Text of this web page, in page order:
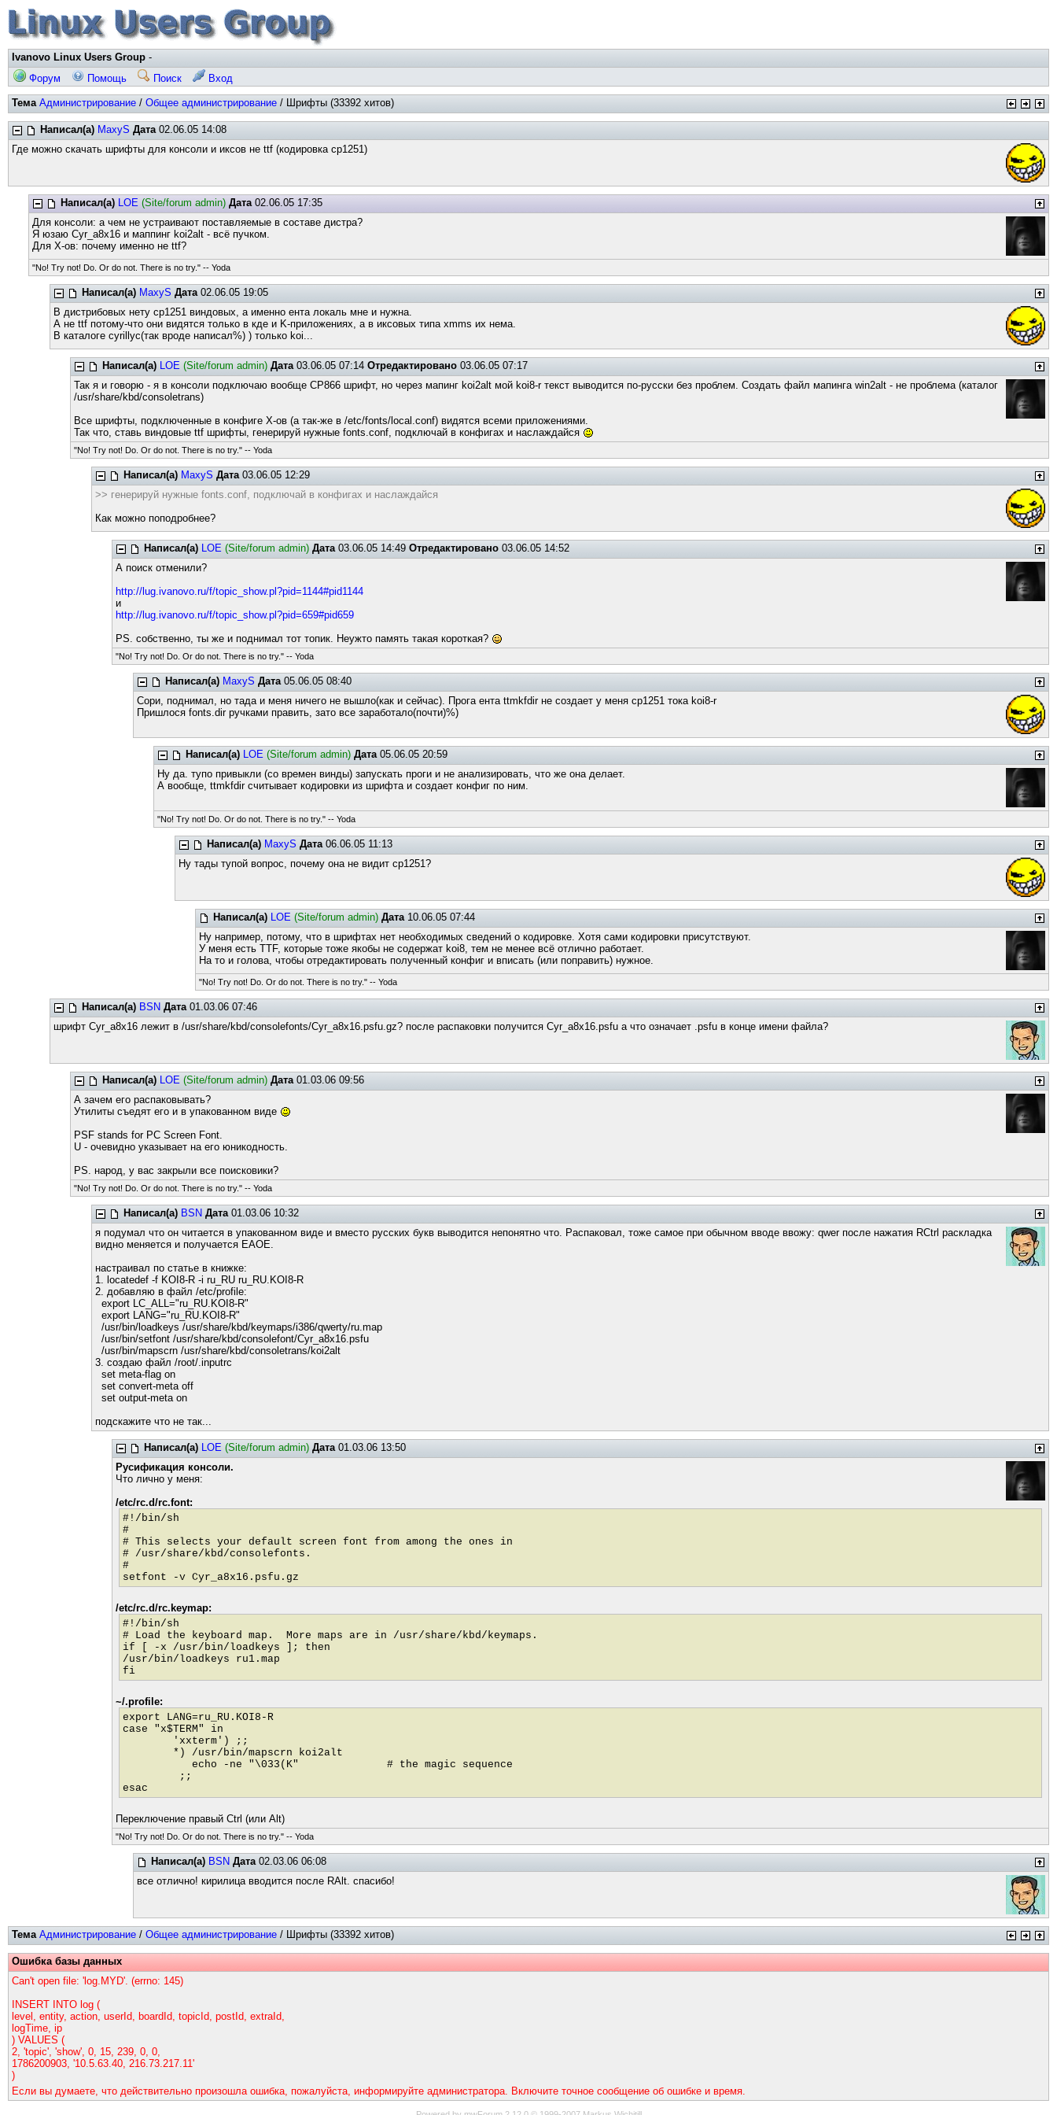
Ivanovo Linux Users Group -
Форум
Помощь Поиск Вход
Тема Администрирование / Общее администрирование / Шрифты (33392 хитов)
Написал(а) MaxyS Дата02.06.05 14:08
Где можно скачать шрифты для консоли и иксов не ttf (кодировка cp1251)
Написал(а) LOE (Site/forum admin) Дата02.06.05 17:35
Для консоли: а чем не устраивают поставляемые в составе дистра?
Я юзаю Cyr_a8x16 и маппинг koi2alt - всё пучком.
Для Х-ов: почему именно не ttf?
"No! Try not! Do. Or do not. There is no try." -- Yoda
Написал(а) MaxyS Дата02.06.05 19:05
В дистрибовых нету cp1251 виндовых, а именно ента локаль мне и нужна.
А не ttf потому-что они видятся только в кде и K-приложениях, а в иксовых типа xmms их нема.
В каталоге cyrillyc(так вроде написал%) ) только koi...
Написал(а) LOE (Site/forum admin) Дата03.06.05 07:14Отредактировано 03.06.05 07:17
Так я и говорю - я в консоли подключаю вообще CP866 шрифт, но через мапинг koi2alt мой koi8-r текст выводится по-русски без проблем. Создать файл мапинга win2alt - не проблема (каталог
/usr/share/kbd/consoletrans)
Все шрифты, подключенные в конфиге Х-ов (а так-же в /etc/fonts/local.conf) видятся всеми приложениями.
Так что, ставь виндовые ttf шрифты, генерируй нужные fonts.conf, подключай в конфигах и наслаждайся
"No! Try not! Do. Or do not. There is no try." -- Yoda
Написал(а) MaxyS Дата03.06.05 12:29
>> генерируй нужные fonts.conf, подключай в конфигах и наслаждайся
Как можно поподробнее?
Написал(а) LOE (Site/forum admin) Дата03.06.05 14:49Отредактировано 03.06.05 14:52
А поиск отменили?
http://lug.ivanovo.ru/f/topic_show.pl?pid=1144#pid1144
и
http://lug.ivanovo.ru/f/topic_show.pl?pid=659#pid659
PS. собственно, ты же и поднимал тот топик. Неужто память такая короткая?
"No! Try not! Do. Or do not. There is no try." -- Yoda
Написал(а) MaxyS Дата05.06.05 08:40
Сори, поднимал, но тада и меня ничего не вышло(как и сейчас). Прога ента ttmkfdir не создает у меня cp1251 тока koi8-r
Пришлося fonts.dir ручками править, зато все заработало(почти)%)
Написал(а) LOE (Site/forum admin) Дата05.06.05 20:59
Ну да. тупо привыкли (со времен винды) запускать проги и не анализировать, что же она делает.
А вообще, ttmkfdir считывает кодировки из шрифта и создает конфиг по ним.
"No! Try not! Do. Or do not. There is no try." -- Yoda
Написал(а) MaxyS Дата06.06.05 11:13
Ну тады тупой вопрос, почему она не видит cp1251?
Написал(а) LOE (Site/forum admin) Дата10.06.05 07:44
Ну например, потому, что в шрифтах нет необходимых сведений о кодировке. Хотя сами кодировки присутствуют.
У меня есть TTF, которые тоже якобы не содержат koi8, тем не менее всё отлично работает.
На то и голова, чтобы отредактировать полученный конфиг и вписать (или поправить) нужное.
"No! Try not! Do. Or do not. There is no try." -- Yoda
Написал(а) BSN Дата01.03.06 07:46
шрифт Cyr_a8x16 лежит в /usr/share/kbd/consolefonts/Cyr_a8x16.psfu.gz? после распаковки получится Cyr_a8x16.psfu а что означает .psfu в конце имени файла?
Написал(а) LOE (Site/forum admin) Дата01.03.06 09:56
А зачем его распаковывать?
Утилиты съедят его и в упакованном виде
PSF stands for PC Screen Font.
U - очевидно указывает на его юникодность.
PS. народ, у вас закрыли все поисковики?
"No! Try not! Do. Or do not. There is no try." -- Yoda
Написал(а) BSN Дата01.03.06 10:32
я подумал что он читается в упакованном виде и вместо русских букв выводится непонятно что. Распаковал, тоже самое при обычном вводе ввожу: qwer после нажатия RCtrl раскладка
видно меняется и получается EAOE.
настраивал по статье в книжке:
1. locatedef -f KOI8-R -i ru_RU ru_RU.KOI8-R
2. добавляю в файл /etc/profile:
export LC_ALL="ru_RU.KOI8-R"
export LANG="ru_RU.KOI8-R"
/usr/bin/loadkeys /usr/share/kbd/keymaps/i386/qwerty/ru.map
/usr/bin/setfont /usr/share/kbd/consolefont/Cyr_a8x16.psfu
/usr/bin/mapscrn /usr/share/kbd/consoletrans/koi2alt
3. создаю файл /root/.inputrc
set meta-flag on
set convert-meta off
set output-meta on
подскажите что не так...
Написал(а) LOE (Site/forum admin) Дата01.03.06 13:50
Русификация консоли.
Что лично у меня:
/etc/rc.d/rc.font:
#!/bin/sh
#
# This selects your default screen font from among the ones in
# /usr/share/kbd/consolefonts.
#
setfont -v Cyr_a8x16.psfu.gz
/etc/rc.d/rc.keymap:
#!/bin/sh
# Load the keyboard map. More maps are in /usr/share/kbd/keymaps.
if [ -x /usr/bin/loadkeys ]; then
/usr/bin/loadkeys ru1.map
fi
~/.profile:
export LANG=ru_RU.KOI8-R
case "x$TERM" in
'xxterm') ;;
*) /usr/bin/mapscrn koi2alt
echo -ne "\033(K" # the magic sequence
;;
esac
Переключение правый Ctrl (или Alt)
"No! Try not! Do. Or do not. There is no try." -- Yoda
Написал(а) BSN Дата02.03.06 06:08
все отлично! кирилица вводится после RAlt. спасибо!
Тема Администрирование / Общее администрирование / Шрифты (33392 хитов)
Ошибка базы данных
Can't open file: 'log.MYD'. (errno: 145)
INSERT INTO log (
level, entity, action, userId, boardId, topicId, postId, extraId,
logTime, ip
) VALUES (
2, 'topic', 'show', 0, 15, 239, 0, 0,
1786200903, '10.5.63.40, 216.73.217.11'
)
Если вы думаете, что действительно произошла ошибка, пожалуйста, информируйте администратора. Включите точное сообщение об ошибке и время.